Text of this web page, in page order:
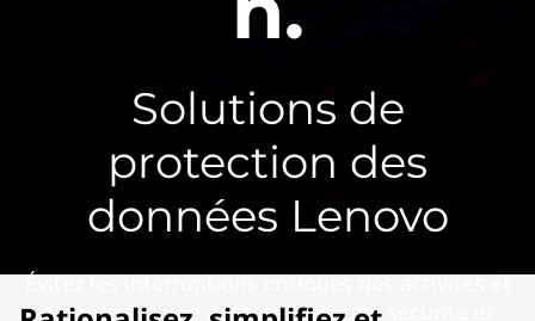
D
Solutions de
protection des
données Lenovo
Évitez les interruptions critiques des activités et
garantissez une accessibilité, une sécurité et